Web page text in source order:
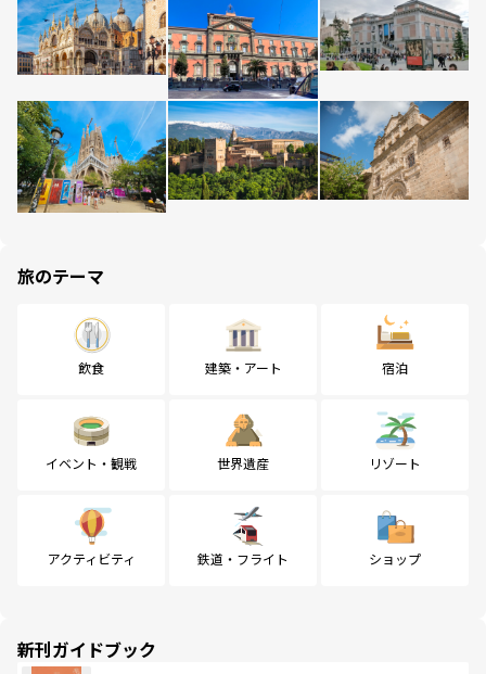
旅のテーマ
飲食 建築・アート 宿泊
イベント・観戦 世界遺産 リゾート
アクティビティ 鉄道・フライト ショップ
新刊ガイドブック